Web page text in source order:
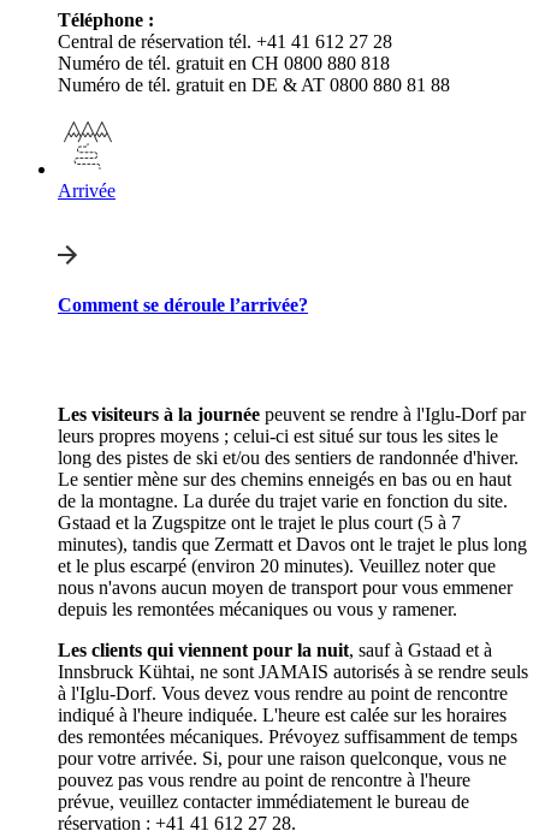
Téléphone :
Central de réservation tél. +41 41 612 27 28
Numéro de tél. gratuit en CH 0800 880 818
Numéro de tél. gratuit en DE & AT 0800 880 81 88
Arrivée
Comment se déroule l’arrivée?
Les visiteurs à la journée peuvent se rendre à l'Iglu-Dorf par
leurs propres moyens ; celui-ci est situé sur tous les sites le
long des pistes de ski et/ou des sentiers de randonnée d'hiver.
Le sentier mène sur des chemins enneigés en bas ou en haut
de la montagne. La durée du trajet varie en fonction du site.
Gstaad et la Zugspitze ont le trajet le plus court (5 à 7
minutes), tandis que Zermatt et Davos ont le trajet le plus long
et le plus escarpé (environ 20 minutes). Veuillez noter que
nous n'avons aucun moyen de transport pour vous emmener
depuis les remontées mécaniques ou vous y ramener.
Les clients qui viennent pour la nuit, sauf à Gstaad et à
Innsbruck Kühtai, ne sont JAMAIS autorisés à se rendre seuls
à l'Iglu-Dorf. Vous devez vous rendre au point de rencontre
indiqué à l'heure indiquée. L'heure est calée sur les horaires
des remontées mécaniques. Prévoyez suffisamment de temps
pour votre arrivée. Si, pour une raison quelconque, vous ne
pouvez pas vous rendre au point de rencontre à l'heure
prévue, veuillez contacter immédiatement le bureau de
réservation : +41 41 612 27 28.